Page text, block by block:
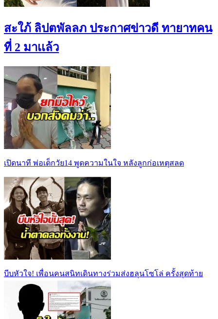
สะใภ้ ลิปตพัลลภ ประกาศข่าวดี ทายาทคน
ที่ 2 มาเเล้ว
เปิดนาที พ่อเด็กวัย14 พูดความในใจ หลังลูกก่อเหตุสลด
บีบหัวใจ! เพื่อนคนสนิทเดินทางร่วมส่งฮลุนโซโล่ ครั้งสุดท้าย